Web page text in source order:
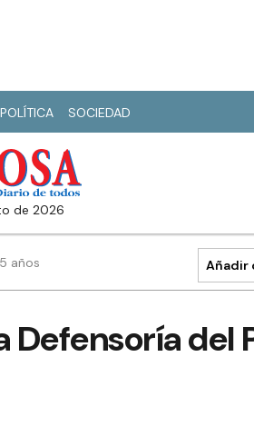
POLÍTICA SOCIEDAD
de 2026
años Añadir
del